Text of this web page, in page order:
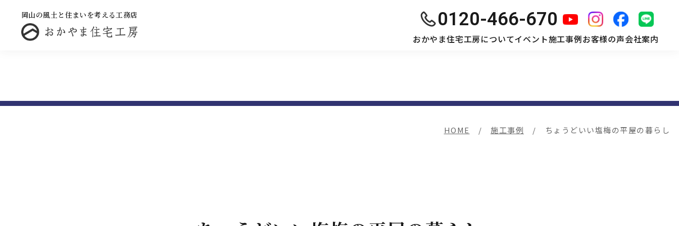
岡山の風土と住まいを考える工務店 0120-466-670
おかやま住宅工房についてイベント施工事例お客様の声会社案内
HOME 施工事例 ちょうどいい塩梅の平屋の暮らし